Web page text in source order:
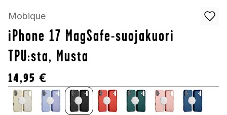
Mobique
iPhone 17 MagSafe-suojakuori
TPU:sta, Musta
14,95 €